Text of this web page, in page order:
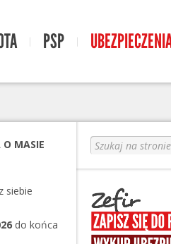
PSP
O MASIE
siebie
do końca